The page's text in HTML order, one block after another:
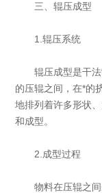
三、辊压成型
1.辊压系统
辊压成型是干法
的压辊之间，在*的
地排列着许多形状
和成型。
2.成型过程
物料在压辊之间